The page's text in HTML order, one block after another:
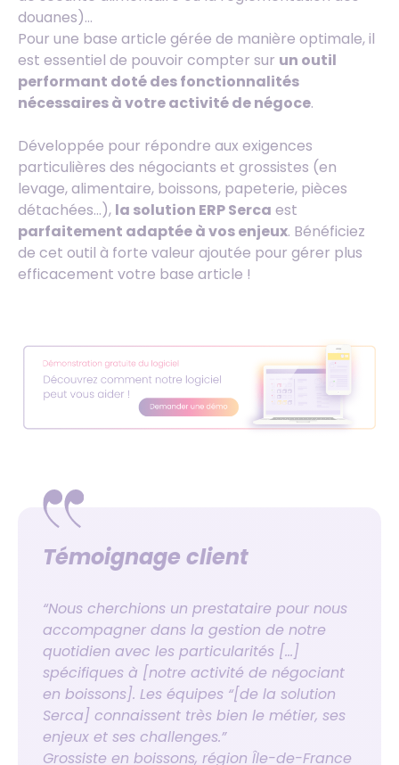
douanes)…
Pour une base article gérée de manière optimale, il
est essentiel de pouvoir compter sur un outil
performant doté des fonctionnalités
nécessaires à votre activité de négoce.
Développée pour répondre aux exigences
particulières des négociants et grossistes (en
levage, alimentaire, boissons, papeterie, pièces
détachées…), la solution ERP Serca est
parfaitement adaptée à vos enjeux. Bénéficiez
de cet outil à forte valeur ajoutée pour gérer plus
efficacement votre base article !
Témoignage client
“Nous cherchions un prestataire pour nous
accompagner dans la gestion de notre
quotidien avec les particularités […]
spécifiques à [notre activité de négociant
en boissons]. Les équipes “[de la solution
Serca] connaissent très bien le métier, ses
enjeux et ses challenges.”
Grossiste en boissons, région Île-de-France